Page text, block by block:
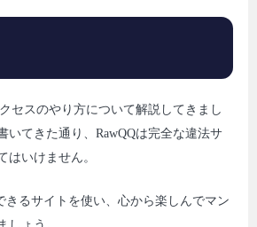
セスのやり方について解説してきまし
いてきた通り、RawQQは完全な違法サ
はいけません。
きるサイトを使い、心から楽しんでマン